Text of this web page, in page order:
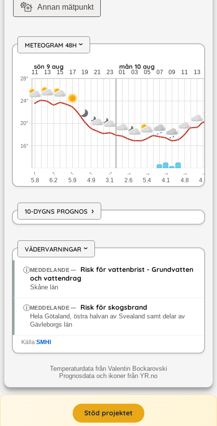
Annan mätpunkt
METEOGRAM 48H ›
sön 9 aug: 24,1 till 18,2 grader: ingen nederbörd: upp till
sön 9 aug mån 10 aug
11 13 15 17 19 21 23 01 03 05 07 09 11 13
16°
20°
24°
28°
↓
5.8
↓
6.2
↓
5.9
↓
4.9
↓
3.1
↓
2.6
↓
5.4
↓
4.1
↓
4.8
↓
4.9
10-DYGNS PROGNOS ›
VÄDERVARNINGAR›
MEDDELANDE—
Risk för vattenbrist - Grundvatten
och vattendrag
Skåne län
MEDDELANDE— Risk för skogsbrand
Hela Götaland, östra halvan av Svealand samt delar av
Gävleborgs län
Källa:SMHI
Temperaturdata från Valentin Bockarovski
Prognosdata och ikoner från YR.no
Stöd projektet